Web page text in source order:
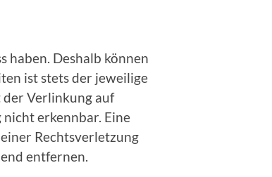
haben. Deshalb können
ist stets der jeweilige
Verlinkung auf
erkennbar. Eine
einer Rechtsverletzung
entfernen.